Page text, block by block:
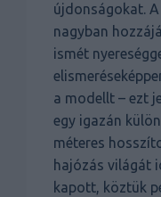
újdonságokat.
nagyban
ismét
a modellt – ezt
egy igazán
méteres
hajózás világát
kapott, köztük